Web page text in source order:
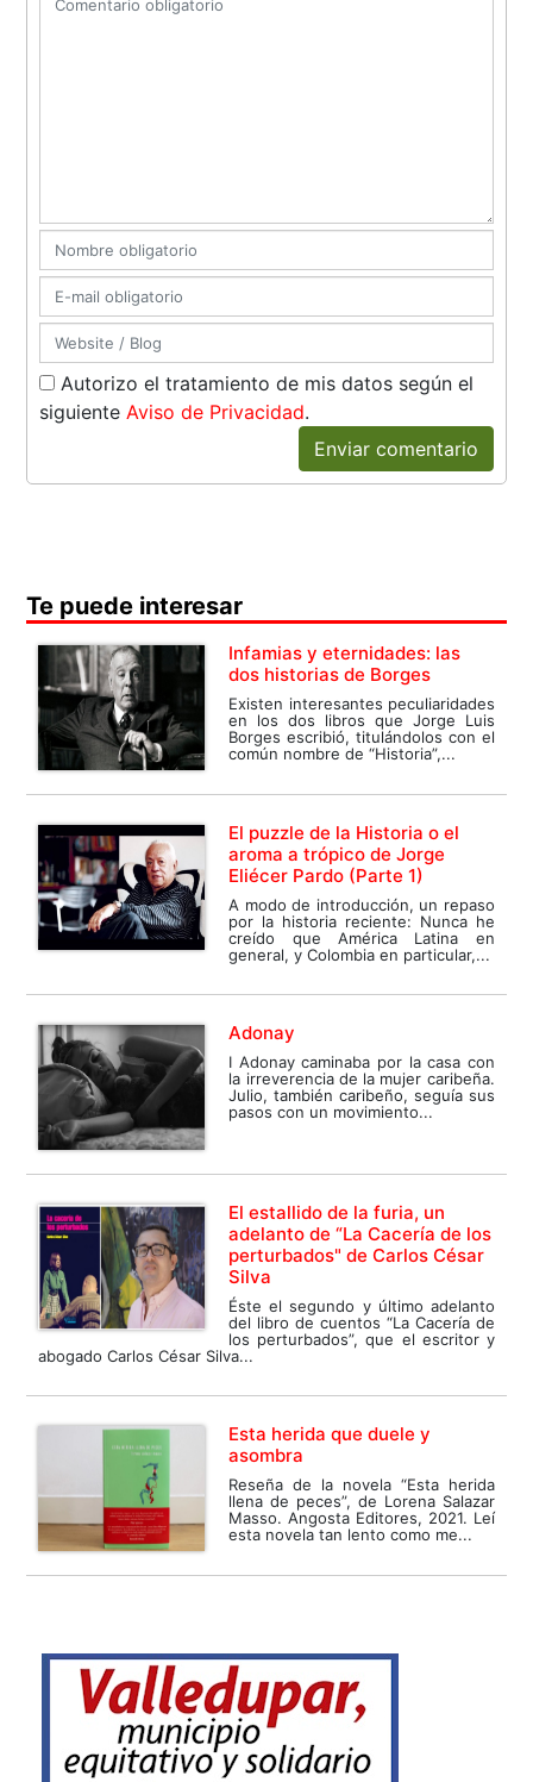
Autorizo el tratamiento de mis datos según el
siguiente Aviso de Privacidad.
Enviar comentario
Te puede interesar
Infamias y eternidades: las
dos historias de Borges
Existen interesantes peculiaridades
en los dos libros que Jorge Luis
Borges escribió, titulándolos con el
común nombre de “Historia”,...
El puzzle de la Historia o el
aroma a trópico de Jorge
Eliécer Pardo (Parte 1)
A modo de introducción, un repaso
por la historia reciente: Nunca he
creído que América Latina en
general, y Colombia en particular,...
Adonay
I Adonay caminaba por la casa con
la irreverencia de la mujer caribeña.
Julio, también caribeño, seguía sus
pasos con un movimiento...
El estallido de la furia, un
adelanto de “La Cacería de los
perturbados" de Carlos César
Silva
Éste el segundo y último adelanto
del libro de cuentos “La Cacería de
los perturbados”, que el escritor y
abogado Carlos César Silva...
Esta herida que duele y
asombra
Reseña de la novela “Esta herida
llena de peces”, de Lorena Salazar
Masso. Angosta Editores, 2021. Leí
esta novela tan lento como me...